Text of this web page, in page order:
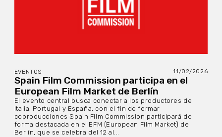
EVENTOS 11/02/2026
Spain Film Commission participa en el
European Film Market de Berlín
El evento central busca conectar a los productores de
Italia, Portugal y España, con el fin de formar
coproducciones Spain Film Commission participará de
forma destacada en el EFM (European Film Market) de
Berlín, que se celebra del 12 al...